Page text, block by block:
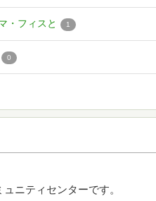
・フィスと 1
0
ニティセンターです。